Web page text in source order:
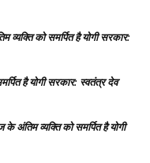
व्यक्ति को समर्पित है योगी सरकार:
है योगी सरकार: स्वतंत्र देव
के अंतिम व्यक्ति को समर्पित है योगी